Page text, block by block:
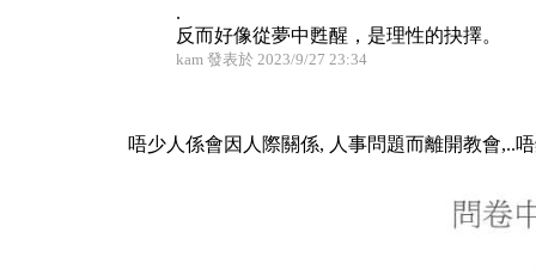
.
反而好像從夢中甦醒，是理性的抉擇。
kam 發表於 2023/9/27 23:34
唔少人係會因人際關係, 人事問題而離開教會,..